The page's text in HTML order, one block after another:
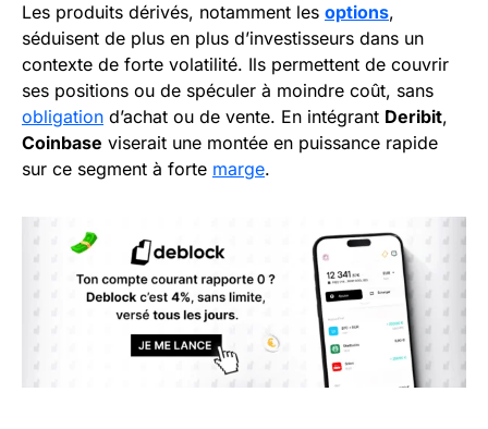
Les produits dérivés, notamment les options,
séduisent de plus en plus d’investisseurs dans un
contexte de forte volatilité. Ils permettent de couvrir
ses positions ou de spéculer à moindre coût, sans
obligation d’achat ou de vente. En intégrant Deribit,
Coinbase viserait une montée en puissance rapide
sur ce segment à forte marge.